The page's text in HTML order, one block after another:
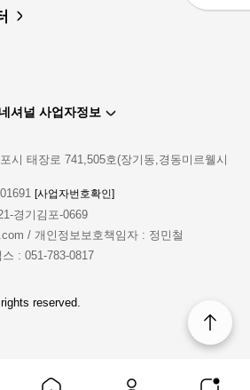
셔널 사업자정보
시 태장로 741,505호(장기동,경동미르웰시
[사업자번호확인]
경기김포-0669
/ 개인정보보호책임자 : 정민철
: 051-783-0817
reserved.